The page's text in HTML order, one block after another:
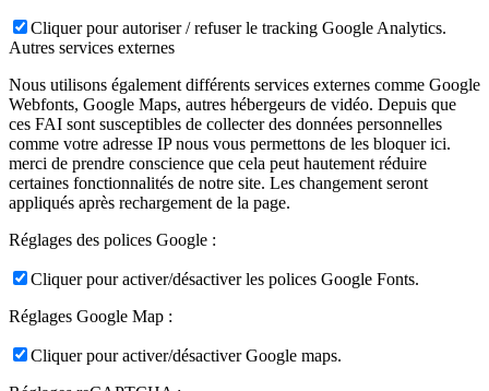
Cliquer pour autoriser / refuser le tracking Google Analytics.
Autres services externes
Nous utilisons également différents services externes comme Google
Webfonts, Google Maps, autres hébergeurs de vidéo. Depuis que
ces FAI sont susceptibles de collecter des données personnelles
comme votre adresse IP nous vous permettons de les bloquer ici.
merci de prendre conscience que cela peut hautement réduire
certaines fonctionnalités de notre site. Les changement seront
appliqués après rechargement de la page.
Réglages des polices Google :
Cliquer pour activer/désactiver les polices Google Fonts.
Réglages Google Map :
Cliquer pour activer/désactiver Google maps.